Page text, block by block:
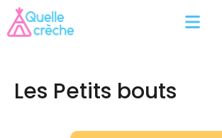
Les Petits bouts